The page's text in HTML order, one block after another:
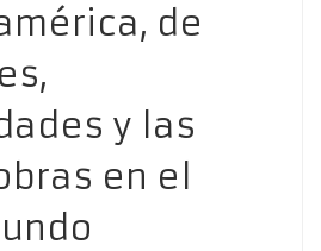
de
y las
en el